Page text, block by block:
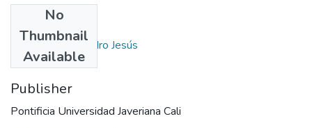
No
Thumbnail
Available
Authors
Pérez Zafrilla, Pedro Jesús
Publisher
Pontificia Universidad Javeriana Cali